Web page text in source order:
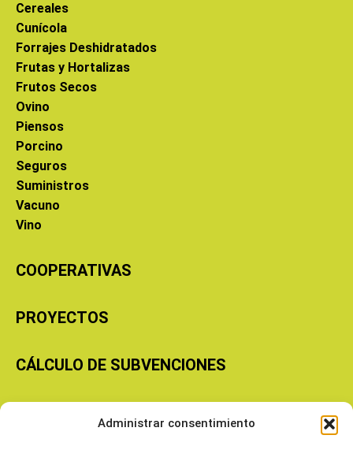
Administrar consentimiento
Cereales
Cunícola
Forrajes Deshidratados
Frutas y Hortalizas
Frutos Secos
Ovino
Piensos
Porcino
Seguros
Suministros
Vacuno
Vino
COOPERATIVAS
PROYECTOS
CÁLCULO DE SUBVENCIONES